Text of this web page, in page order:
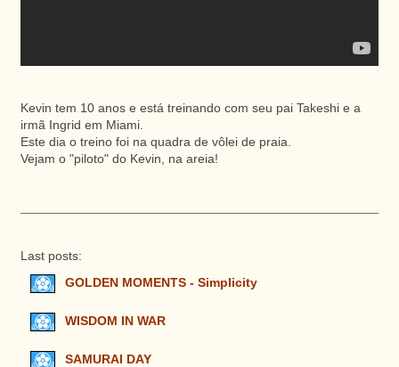
Kevin tem 10 anos e está treinando com seu pai Takeshi e a
irmã Ingrid em Miami.
Este dia o treino foi na quadra de vôlei de praia.
Vejam o "piloto" do Kevin, na areia!
Last posts:
GOLDEN MOMENTS - Simplicity
WISDOM IN WAR
SAMURAI DAY